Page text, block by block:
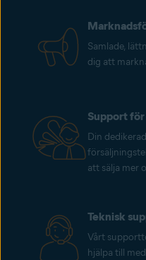
Samlade,
dig att
Support
Din
att sälja mer
Teknisk
Vårt
hjälpa till